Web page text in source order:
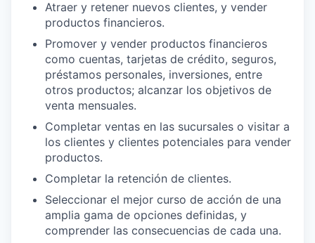
Atraer y retener nuevos clientes, y vender
productos financieros.
Promover y vender productos financieros
como cuentas, tarjetas de crédito, seguros,
préstamos personales, inversiones, entre
otros productos; alcanzar los objetivos de
venta mensuales.
Completar ventas en las sucursales o visitar a
los clientes y clientes potenciales para vender
productos.
Completar la retención de clientes.
Seleccionar el mejor curso de acción de una
amplia gama de opciones definidas, y
comprender las consecuencias de cada una.